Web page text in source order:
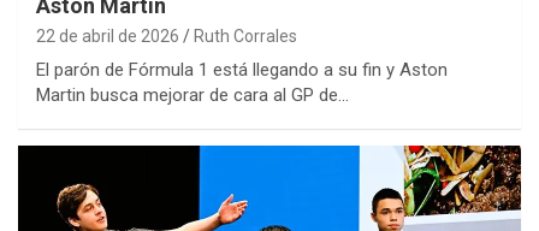
22 de abril de 2026 Ruth Corrales
El parón de Fórmula 1 está llegando a su fin y Aston
Martin busca mejorar de cara al GP de…